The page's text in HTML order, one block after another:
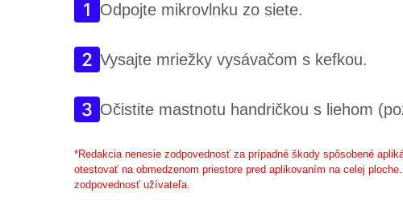
Odpojte mikrovlnku zo siete.
Vysajte mriežky vysávačom s kefkou.
Očistite mastnotu handričkou s liehom
*Redakcia nenesie zodpovednosť za prípadné škody spôsobené
otestovať na obmedzenom priestore pred aplikovaním na celej
zodpovednosť užívateľa.